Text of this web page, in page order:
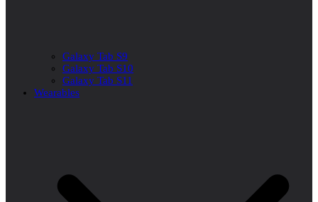
Galaxy Tab S9
Galaxy Tab S10
Galaxy Tab S11
Wearables